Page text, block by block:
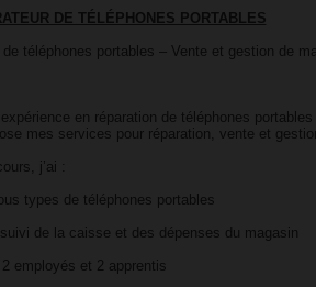
DE TÉLÉPHONES PORTABLES
téléphones portables – Vente et gestion de
en réparation de téléphones
mes services pour réparation, vente et
j’ai :
types de téléphones portables
de la caisse et des dépenses du magasin
employés et 2 apprentis